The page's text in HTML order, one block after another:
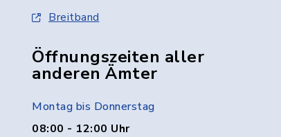
Breitband
Öffnungszeiten aller
anderen Ämter
Montag bis Donnerstag
08:00 - 12:00 Uhr